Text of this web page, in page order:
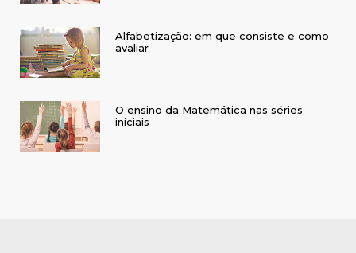
Alfabetização: em que consiste e como
avaliar
O ensino da Matemática nas séries
iniciais